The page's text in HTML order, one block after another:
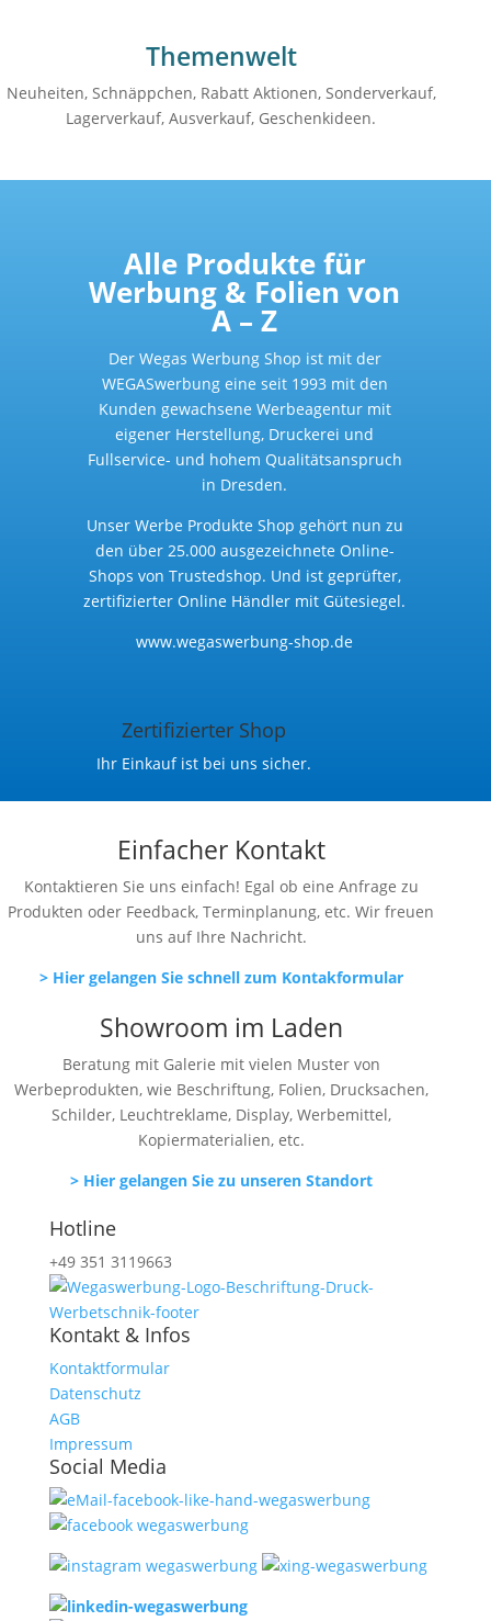
Themenwelt
Neuheiten, Schnäppchen, Rabatt Aktionen, Sonderverkauf,
Lagerverkauf, Ausverkauf, Geschenkideen.
Alle Produkte für
Werbung & Folien von
A – Z
Der Wegas Werbung Shop ist mit der
WEGASwerbung eine seit 1993 mit den
Kunden gewachsene Werbeagentur mit
eigener Herstellung, Druckerei und
Fullservice- und hohem Qualitätsanspruch
in Dresden.
Unser Werbe Produkte Shop gehört nun zu
den über 25.000 ausgezeichnete Online-
Shops von Trustedshop. Und ist geprüfter,
zertifizierter Online Händler mit Gütesiegel.
www.wegaswerbung-shop.de
Zertifizierter Shop
Ihr Einkauf ist bei uns sicher.
Einfacher Kontakt
Kontaktieren Sie uns einfach! Egal ob eine Anfrage zu
Produkten oder Feedback, Terminplanung, etc. Wir freuen
uns auf Ihre Nachricht.
> Hier gelangen Sie schnell zum Kontakformular
Showroom im Laden
Beratung mit Galerie mit vielen Muster von
Werbeprodukten, wie Beschriftung, Folien, Drucksachen,
Schilder, Leuchtreklame, Display, Werbemittel,
Kopiermaterialien, etc.
> Hier gelangen Sie zu unseren Standort
Hotline
+49 351 3119663
Kontakt & Infos
Kontaktformular
Datenschutz
AGB
Impressum
Social Media